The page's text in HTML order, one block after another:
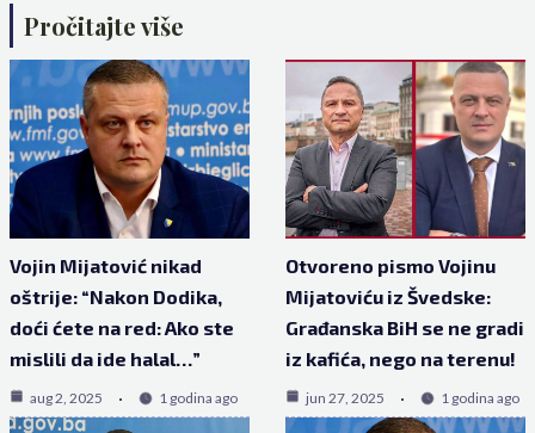
Pročitajte više
Vojin Mijatović nikad
oštrije: “Nakon Dodika,
doći ćete na red: Ako ste
mislili da ide halal…”
aug 2, 2025 1 godina ago
Otvoreno pismo Vojinu
Mijatoviću iz Švedske:
Građanska BiH se ne gradi
iz kafića, nego na terenu!
jun 27, 2025 1 godina ago